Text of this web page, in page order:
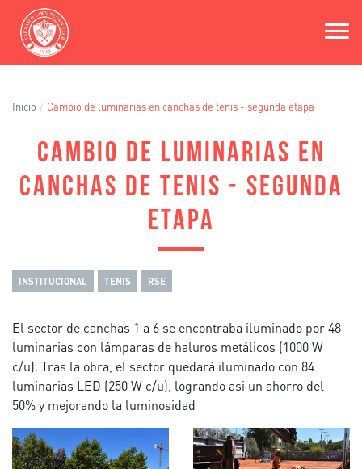
principal
Inicio Cambio de luminarias en canchas de tenis - segunda etapa
CAMBIO DE LUMINARIAS EN
CANCHAS DE TENIS - SEGUNDA
ETAPA
INSTITUCIONAL TENIS RSE
El sector de canchas 1 a 6 se encontraba iluminado por 48
luminarias con lámparas de haluros metálicos (1000 W
c/u). Tras la obra, el sector quedará iluminado con 84
luminarias LED (250 W c/u), logrando asi un ahorro del
50% y mejorando la luminosidad